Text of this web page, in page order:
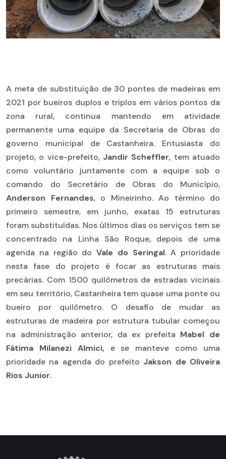
A meta de substituição de 30 pontes de madeiras em
2021 por bueiros duplos e triplos em vários pontos da
zona rural, continua mantendo em atividade
permanente uma equipe da Secretaria de Obras do
governo municipal de Castanheira. Entusiasta do
projeto, o vice-prefeito, Jandir Scheffler, tem atuado
como voluntário juntamente com a equipe sob o
comando do Secretário de Obras do Município,
Anderson Fernandes, o Mineirinho. Ao término do
primeiro semestre, em junho, exatas 15 estruturas
foram substituídas. Nos últimos dias os serviços tem se
concentrado na Linha São Roque, depois de uma
agenda na região do Vale do Seringal. A prioridade
nesta fase do projeto é focar as estruturas mais
precárias. Com 1500 quilômetros de estradas vicinais
em seu território, Castanheira tem quase uma ponte ou
bueiro por quilômetro. O desafio de mudar as
estruturas de madeira por estrutura tubular começou
na administração anterior, da ex prefeita Mabel de
Fátima Milanezi Almici, e se manteve como uma
prioridade na agenda do prefeito Jakson de Oliveira
Rios Junior.